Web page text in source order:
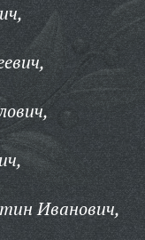
Иванович,